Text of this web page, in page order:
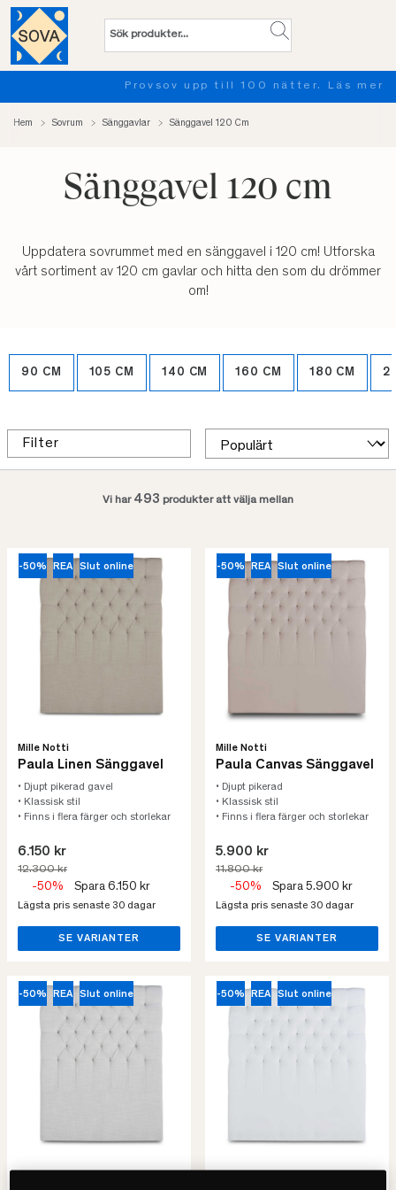
Provsov upp till 100 nätter. Läs mer
Hem Sovrum Sänggavlar Sänggavel 120 Cm
Sänggavel 120 cm
Uppdatera sovrummet med en sänggavel i 120 cm! Utforska
vårt sortiment av 120 cm gavlar och hitta den som du drömmer
om!
90 CM 105 CM 140 CM 160 CM 180 CM
Filter
Vi har 493 produkter att välja mellan
-50% REA Slut online
Mille Notti
Paula Linen Sänggavel
• Djupt pikerad gavel
• Klassisk stil
• Finns i flera färger och storlekar
6.150 kr
12.300 kr
-50% Spara 6.150 kr
Lägsta pris senaste 30 dagar
SE VARIANTER
-50% REA Slut online
Mille Notti
Paula Canvas Sänggavel
• Djupt pikerad
• Klassisk stil
• Finns i flera färger och storlekar
5.900 kr
11.800 kr
-50% Spara 5.900 kr
Lägsta pris senaste 30 dagar
SE VARIANTER
-50% REA Slut online -50% REA Slut online